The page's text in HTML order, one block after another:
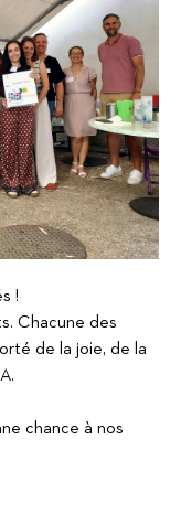
!
Chacune des
de la joie, de la
chance à nos